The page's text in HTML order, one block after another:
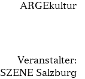
ARGEkultur
Veranstalter:
SZENE Salzburg